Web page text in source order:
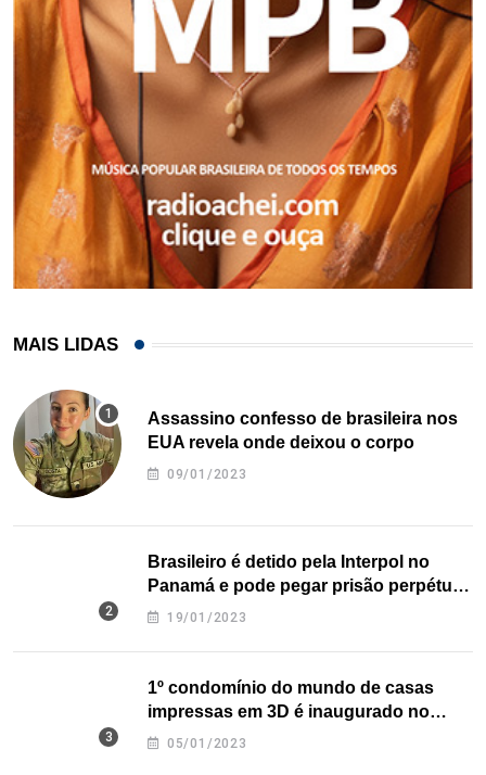
MAIS LIDAS
Assassino confesso de brasileira nos
EUA revela onde deixou o corpo
09/01/2023
Brasileiro é detido pela Interpol no
Panamá e pode pegar prisão perpétua
nos EUA
19/01/2023
1º condomínio do mundo de casas
impressas em 3D é inaugurado no
Texas
05/01/2023